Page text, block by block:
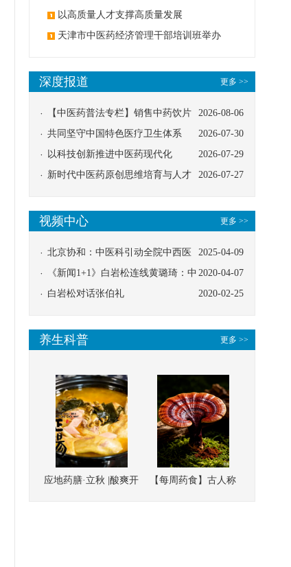
以高质量人才支撑高质量发展
天津市中医药经济管理干部培训班举办
更多 >>
深度报道
2026-08-06
【中医药普法专栏】销售中药饮片
应告知煎服方法及注意事项
2026-07-30
共同坚守中国特色医疗卫生体系
2026-07-29
以科技创新推进中医药现代化
2026-07-27
新时代中医药原创思维培育与人才
更多 >>
视频中心
2025-04-09
北京协和：中医科引动全院中西医
协同
2020-04-07
《新闻1+1》白岩松连线黄璐琦：中
医救治的临床效果
2020-02-25
白岩松对话张伯礼
更多 >>
养生科普
应地药膳·立秋 |酸爽开
【每周药食】古人称